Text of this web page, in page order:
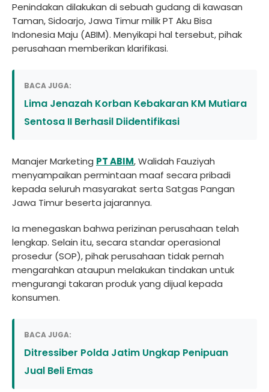
Penindakan dilakukan di sebuah gudang di kawasan
Taman, Sidoarjo, Jawa Timur milik PT Aku Bisa
Indonesia Maju (ABIM). Menyikapi hal tersebut, pihak
perusahaan memberikan klarifikasi.
BACA JUGA:
Lima Jenazah Korban Kebakaran KM Mutiara
Sentosa II Berhasil Diidentifikasi
Manajer Marketing PT ABIM, Walidah Fauziyah
menyampaikan permintaan maaf secara pribadi
kepada seluruh masyarakat serta Satgas Pangan
Jawa Timur beserta jajarannya.
Ia menegaskan bahwa perizinan perusahaan telah
lengkap. Selain itu, secara standar operasional
prosedur (SOP), pihak perusahaan tidak pernah
mengarahkan ataupun melakukan tindakan untuk
mengurangi takaran produk yang dijual kepada
konsumen.
BACA JUGA:
Ditressiber Polda Jatim Ungkap Penipuan
Jual Beli Emas